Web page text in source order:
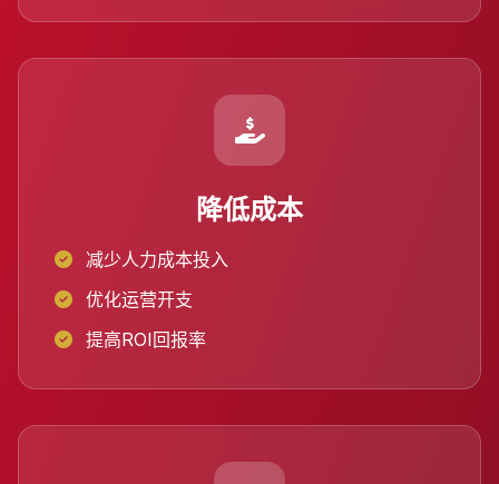
降低成本
减少人力成本投入
优化运营开支
提高ROI回报率